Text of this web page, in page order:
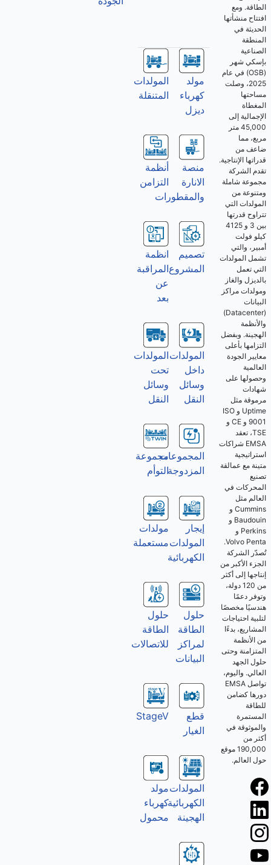
الطاقة. ومع
افتتاح منشأتها
الحديثة في
المنطقة
الصناعية
بإسكي شهر
(OSB) في عام
2025، وصلت
مساحتها
المغطاة
الإجمالية إلى
45,000 متر
مربع، مما
ضاعف من
قدراتها الإنتاجية.
تقدم الشركة
مجموعة شاملة
ومتنوعة من
المولدات التي
تتراوح قدرتها
بين 3 و 4125
كيلو فولت
أمبير، والتي
تشمل المولدات
التي تعمل
بالديزل والغاز
ومولدات مراكز
البيانات
(Datacenter)
والأنظمة
الهجينة. وبفضل
التزامها بأعلى
معايير الجودة
العالمية
وحصولها على
شهادات
مرموقة مثل
Uptime و ISO
9001 و CE و
TSE، تعقد
EMSA شراكات
استراتيجية
متينة مع عمالقة
تصنيع
المحركات في
العالم مثل
Cummins و
Baudouin و
Perkins و
Volvo Penta.
تُصدّر الشركة
الجزء الأكبر من
إنتاجها إلى أكثر
من 120 دولة،
وتوفر دعمًا
هندسيًا مخصصًا
لتلبية احتياجات
المشاريع، بدءًا
من الأنظمة
المتزامنة وحتى
حلول الجهد
العالي. واليوم،
تواصل EMSA
دورها كضامن
للطاقة
المستمرة
والموثوقة في
أكثر من
190,000 موقع
حول العالم.
مولد
كهرباء
ديزل
المولدات
المتنقلة
منصة
الانارة
والمقطورات
أنظمة
التزامن
تصميم
المشروع
انظمة
المراقبة
عن
بعد
المولدات
داخل
وسائل
النقل
المولدات
تحت
وسائل
النقل
المجموعات
المزدوجة
مجموعة
التوأم
إيجار
المولدات
الكهربائية
مولدات
مستعملة
حلول
الطاقة
لمراكز
البيانات
حلول
الطاقة
للاتصالات
قطع
الغيار
StageV
المولدات
الكهربائية
الهجينة
مولد
كهرباء
محمول